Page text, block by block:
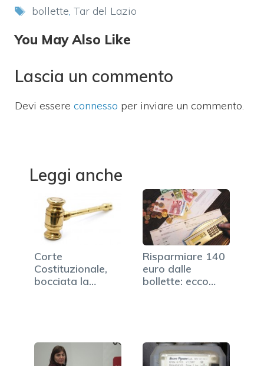
Tag
bollette, Tar del Lazio
You May Also Like
Lascia un commento
Devi essere connesso per inviare un commento.
Leggi anche
Corte
Costituzionale,
bocciata la
Risparmiare 140
euro dalle
bollette: ecco